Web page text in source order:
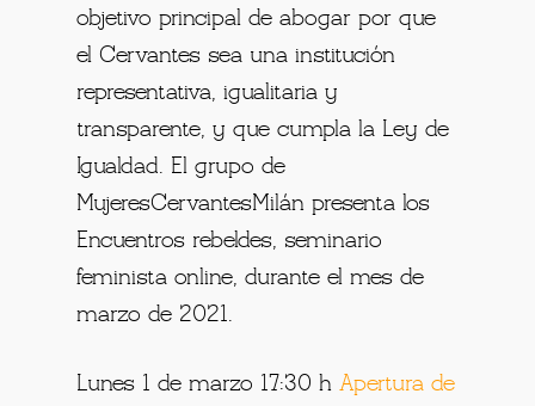
objetivo principal de abogar por que
el Cervantes sea una institución
representativa, igualitaria y
transparente, y que cumpla la Ley de
Igualdad. El grupo de
MujeresCervantesMilán presenta los
Encuentros rebeldes, seminario
feminista online, durante el mes de
marzo de 2021.
Lunes 1 de marzo 17:30 hApertura de